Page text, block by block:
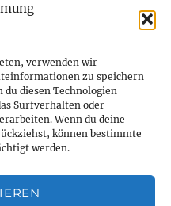
verwenden wir
zu speichern
diesen Technologien
Surfverhalten oder
Wenn du deine
können bestimmte
werden.